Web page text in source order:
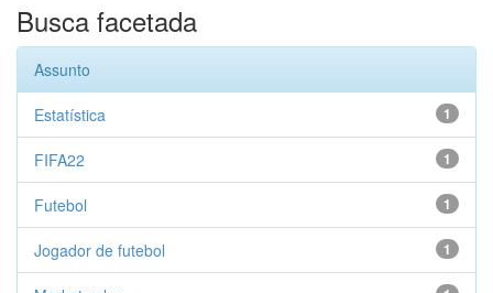
Busca facetada
Assunto
1
Estatística
1
FIFA22
1
Futebol
1
Jogador de futebol